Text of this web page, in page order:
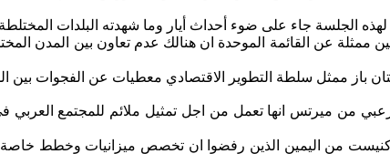
عن القائمة الموحدة ان هنالك عدم تعاون بين المدن
من ميرتس انها تعمل من اجل تمثيل ملائم للمجتمع العربي
من اليمين الذين رفضوا ان تخصص ميزانيات وخطط خاصة